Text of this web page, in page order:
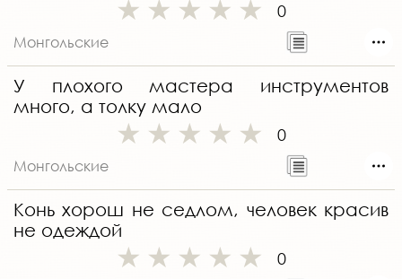
0
Монгольские
У плохого мастера инструментов
много, а толку мало
0
Монгольские
Конь хорош не седлом, человек красив
не одеждой
0